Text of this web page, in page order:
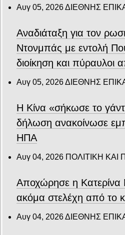
Αυγ 05, 2026ΔΙΕΘΝΗΣ
Αναδιάταξη για τον
Ντονμπάς με εντολή
διοίκηση και πύραυλοι
Αυγ 05, 2026ΔΙΕΘΝΗΣ
Η Κίνα «σήκωσε το
δήλωση ανακοίνωσε
ΗΠΑ
Αυγ 04, 2026 ΠΟΛΙΤΙΚΗ ΚΑΙ
Αποχώρησε η Κατερίνα
ακόμα στελέχη από το
Αυγ 04, 2026ΔΙΕΘΝΗΣ